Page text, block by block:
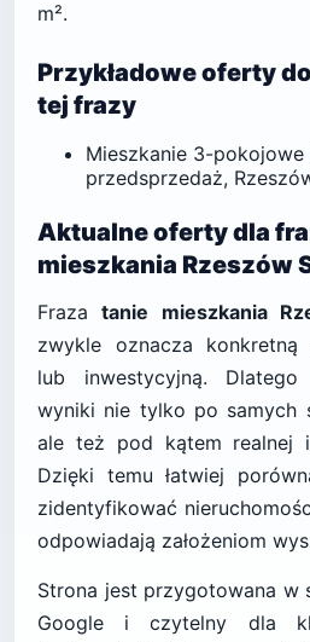
m².
Przykładowe oferty
tej frazy
Mieszkanie 3-pokojowe
przedsprzedaż,
Aktualne oferty dla
mieszkania Rzeszów
Frazatanie mieszkania
zwykle oznacza konkretną
lub inwestycyjną.
wyniki nie tylko po samych
ale też pod kątem realnej
Dzięki temu łatwiej
zidentyfikować
odpowiadają założeniom
Strona jest przygotowana w
Google i czytelny dla